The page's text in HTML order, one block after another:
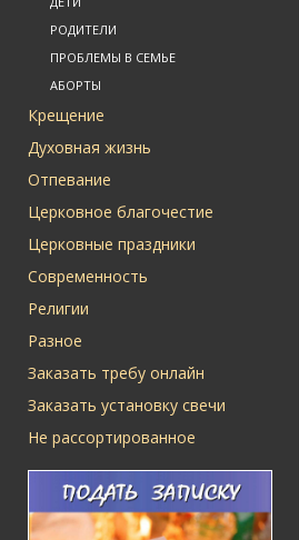
РОДИТЕЛИ
ПРОБЛЕМЫ В СЕМЬЕ
АБОРТЫ
Крещение
Духовная жизнь
Отпевание
Церковное благочестие
Церковные праздники
Современность
Религии
Разное
Заказать требу онлайн
Заказать установку свечи
Не рассортированное